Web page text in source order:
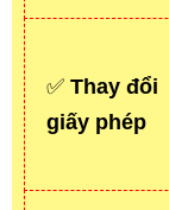
✅ Thay đổi
giấy phép